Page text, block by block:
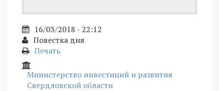
16/03/2018 - 22:12
Повестка дня
Печать
Министерство инвестиций и развития
Свердловской области